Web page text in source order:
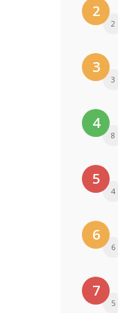
2
2
3
3
4
8
5
4
6
6
7
5